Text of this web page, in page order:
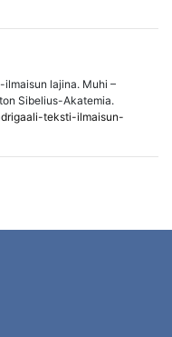
lajina. Muhi –
Sibelius-Akatemia.
teksti-ilmaisun-